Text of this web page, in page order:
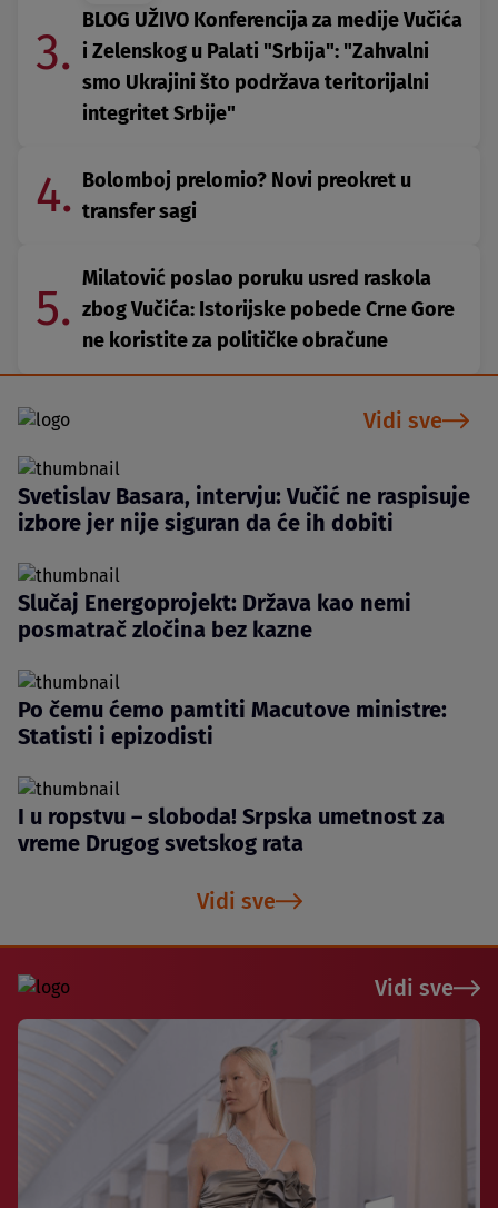
3.
BLOG UŽIVO Konferencija za medije Vučića
i Zelenskog u Palati "Srbija": "Zahvalni
smo Ukrajini što podržava teritorijalni
integritet Srbije"
4. Bolomboj prelomio? Novi preokret u
transfer sagi
5.
Milatović poslao poruku usred raskola
zbog Vučića: Istorijske pobede Crne Gore
ne koristite za političke obračune
Vidi sve
Svetislav Basara, intervju: Vučić ne raspisuje
izbore jer nije siguran da će ih dobiti
Slučaj Energoprojekt: Država kao nemi
posmatrač zločina bez kazne
Po čemu ćemo pamtiti Macutove ministre:
Statisti i epizodisti
I u ropstvu – sloboda! Srpska umetnost za
vreme Drugog svetskog rata
Vidi sve
Vidi sve